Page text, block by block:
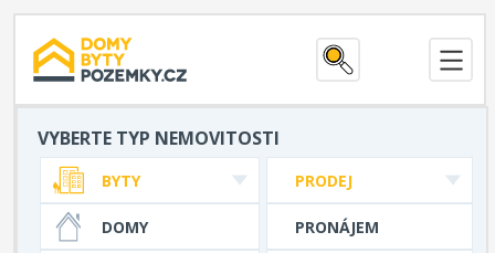
VYBERTE TYP NEMOVITOSTI
PRODEJ
PRONÁJEM
BYTY
DOMY